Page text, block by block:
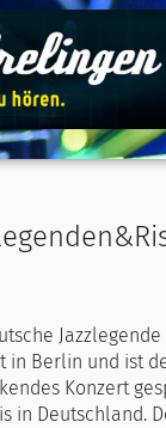
Berlin und ist
Konzert
in Deutschland.